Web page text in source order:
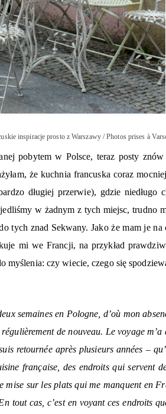
inspiracje prosto z Warszawy / Photos prises à
pobytem w Polsce, teraz posty
że kuchnia francuska coraz
długiej przerwie), gdzie niedługo
w żadnym z tych miejsc, trudno
tych znad Sekwany. Jako że mam je
mi we Francji, na przykład
myślenia: czy wiecie, czego się
semaines en Pologne, d’où mon
de nouveau. Le voyage
retournée après plusieurs années –
française, des endroits qui servent
sur les plats qui me manquent en
tout cas, c’est en voyant ces endroits